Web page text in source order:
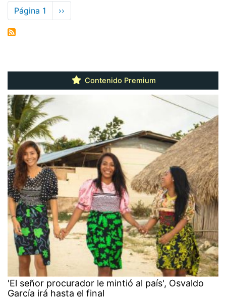
Paginación
Página 1
Siguiente
página
››
Contenido Premium
'El señor procurador le mintió al país', Osvaldo
García irá hasta el final